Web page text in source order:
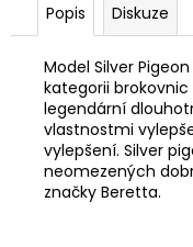
Popis Diskuze
Model Silver
kategorii
legendární
vlastnostmi
vylepšení. Silver
neomezených
značky Beretta.